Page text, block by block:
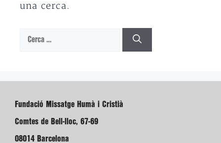
una cerca.
Cerca:
Fundació Missatge Humà i Cristià
Comtes de Bell-lloc, 67-69
08014 Barcelona